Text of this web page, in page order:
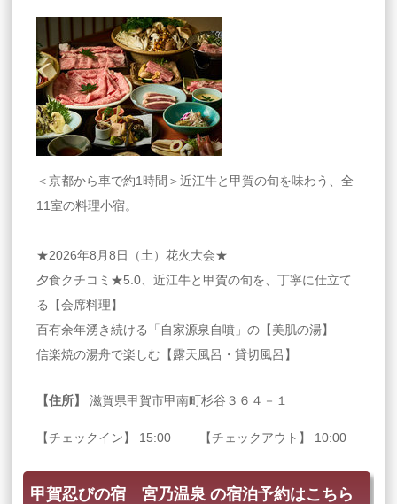
＜京都から車で約1時間＞近江牛と甲賀の旬を味わう、全
11室の料理小宿。
★2026年8月8日（土）花火大会★
夕食クチコミ★5.0、近江牛と甲賀の旬を、丁寧に仕立て
る【会席料理】
百有余年湧き続ける「自家源泉自噴」の【美肌の湯】
信楽焼の湯舟で楽しむ【露天風呂・貸切風呂】
【住所】 滋賀県甲賀市甲南町杉谷３６４－１
【チェックイン】 15:00 【チェックアウト】 10:00
甲賀忍びの宿 宮乃温泉 の宿泊予約はこちら